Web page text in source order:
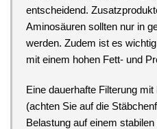
entscheidend.
Aminosäuren sollten nur in
werden. Zudem ist es
mit einem hohen Fett- und
Eine dauerhafte Filterung
(achten Sie auf die
Belastung auf einem